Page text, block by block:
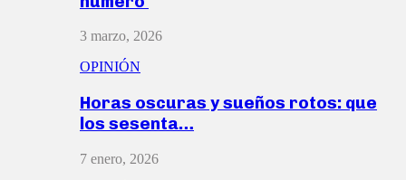
3 marzo, 2026
OPINIÓN
Horas oscuras y sueños rotos: que
los sesenta…
7 enero, 2026